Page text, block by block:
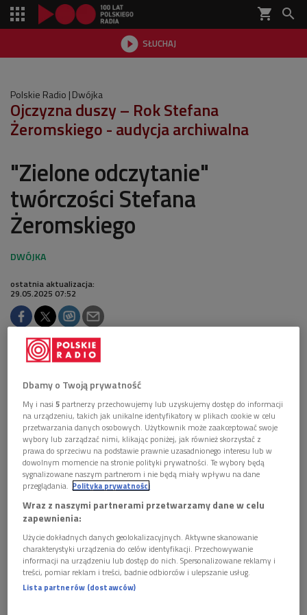
shopping_cart 
 SŁUCHAJ

Polskie Radio Dwójka
Ojczyzna duszy – Rok Stefana
Żeromskiego - audycja archiwalna
"Zielone odczytanie"
twórczości Stefana
Żeromskiego
ostatnia aktualizacja:
29.05.2025 07:52
Obserwuj nas na
W audycji z cyklu "Ojczyzna duszy. Rok Stefana
Żeromskiego" z dr. Dariuszem Piechotą z
Uniwersytetu w Białymstoku rozmawialiśmy o
powieści "Ludzie bezdomni" jako prefiguracji
współczesnej powieści ekologicznej.
Dbamy o Twoją prywatność
My i nasi5 partnerzy przechowujemy lub uzyskujemy dostęp do informacji
na urządzeniu, takich jak unikalne identyfikatory w plikach cookie w celu
przetwarzania danych osobowych. Użytkownik może zaakceptować swoje
wybory lub zarządzać nimi, klikając poniżej, jak również skorzystać z
prawa do sprzeciwu na podstawie prawnie uzasadnionego interesu lub w
dowolnym momencie na stronie polityki prywatności. Te wybory będą
sygnalizowane naszym partnerom i nie będą miały wpływu na dane
przeglądania. Polityka prywatności
Wraz z naszymi partnerami przetwarzamy dane w celu
zapewnienia:
Użycie dokładnych danych geolokalizacyjnych. Aktywne skanowanie
charakterystyki urządzenia do celów identyfikacji. Przechowywanie
informacji na urządzeniu lub dostęp do nich. Spersonalizowane reklamy i
treści, pomiar reklam i treści, badnie odbiorców i ulepszanie usług.
Lista partnerów (dostawców)